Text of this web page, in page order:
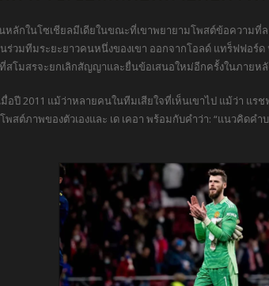
ลักในโซเชียลมีเดียในขณะที่เขาพยายามโพสต์ข้อความที่ล
ร่วมทีมระยะยาวคนหนึ่งของเขา ออกจากโอลด์ แทร็ฟฟอ
สโมสรจะยกเลิกสัญญาและยื่นข้อเสนอใหม่อีกครั้งในภายห
อปี 2011 แม้ว่าหลายคนในทีมเสียใจที่เห็นเขาไป แม้ว่า
สต์ภาพของตัวเองและ เด เคอา พร้อมกับคำว่า: “แนวคิ